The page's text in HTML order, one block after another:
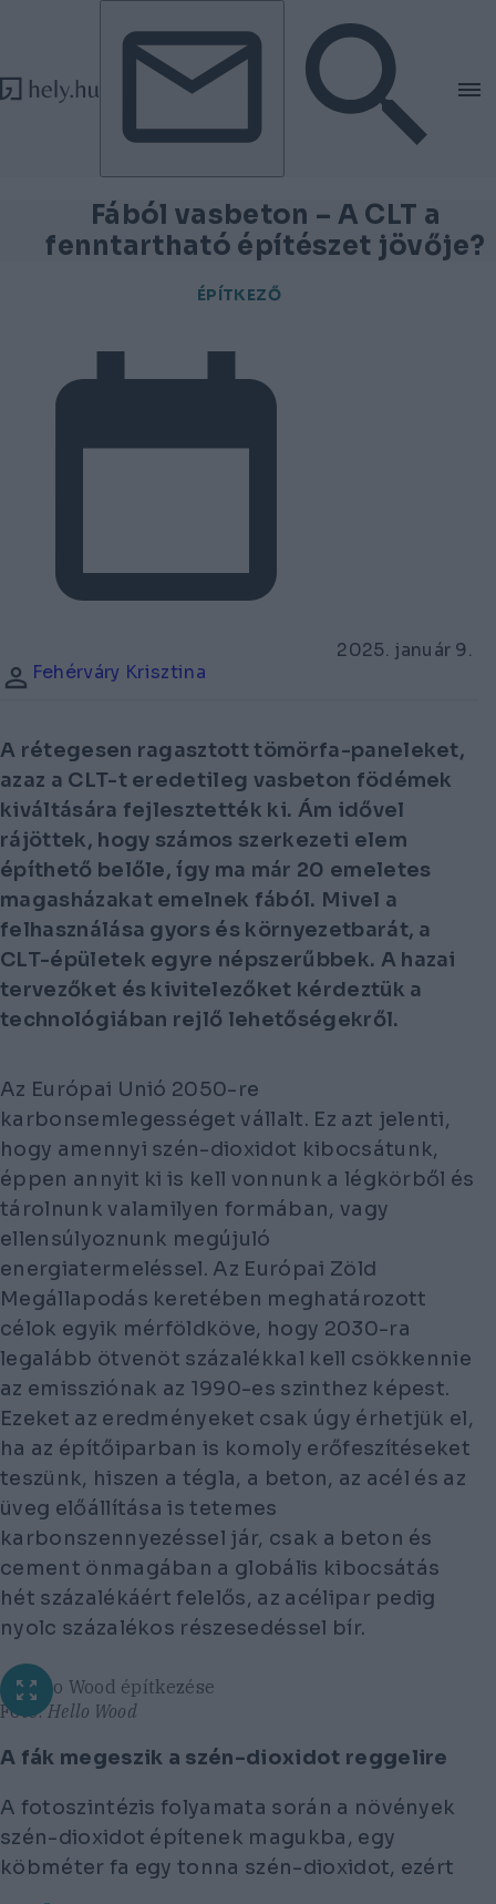
Tovább a tartalomhoz
Tovább a lábléchez
Fából vasbeton – A CLT a
fenntartható építészet jövője?
ÉPÍTKEZŐ
2025. január 9.
Fehérváry Krisztina
A rétegesen ragasztott tömörfa-paneleket,
azaz a CLT-t eredetileg vasbeton födémek
kiváltására fejlesztették ki. Ám idővel
rájöttek, hogy számos szerkezeti elem
építhető belőle, így ma már 20 emeletes
magasházakat emelnek fából. Mivel a
felhasználása gyors és környezetbarát, a
CLT-épületek egyre népszerűbbek. A hazai
tervezőket és kivitelezőket kérdeztük a
technológiában rejlő lehetőségekről.
Az Európai Unió 2050-re
karbonsemlegességet vállalt. Ez azt jelenti,
hogy amennyi szén-dioxidot kibocsátunk,
éppen annyit ki is kell vonnunk a légkörből és
tárolnunk valamilyen formában, vagy
ellensúlyoznunk megújuló
energiatermeléssel. Az Európai Zöld
Megállapodás keretében meghatározott
célok egyik mérföldköve, hogy 2030-ra
legalább ötvenöt százalékkal kell csökkennie
az emissziónak az 1990-es szinthez képest.
Ezeket az eredményeket csak úgy érhetjük el,
ha az építőiparban is komoly erőfeszítéseket
teszünk, hiszen a tégla, a beton, az acél és az
üveg előállítása is tetemes
karbonszennyezéssel jár, csak a beton és
cement önmagában a globális kibocsátás
hét százalékáért felelős, az acélipar pedig
nyolc százalékos részesedéssel bír.
A Hello Wood építkezése
Fotó:Hello Wood
A fák megeszik a szén-dioxidot reggelire
A fotoszintézis folyamata során a növények
szén-dioxidot építenek magukba, egy
köbméter fa egy tonna szén-dioxidot, ezért